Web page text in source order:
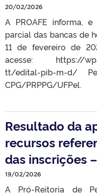
20/02/2026
A PROAFE informa,
parcial das bancas de
11 de fevereiro de
acesse: https://
tt/edital-pib-m-d/
CPG/PRPPG/UFPel.
Resultado da
recursos
das inscrições
19/02/2026
A Pró-Reitoria de